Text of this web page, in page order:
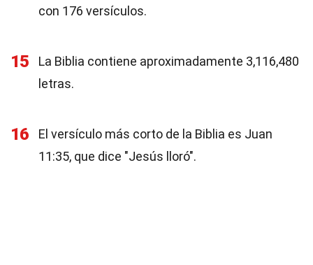
con 176 versículos.
15
La Biblia contiene aproximadamente 3,116,480
letras.
16
El versículo más corto de la Biblia es Juan
11:35, que dice "Jesús lloró".